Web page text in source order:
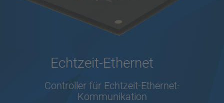
Echtzeit-Ethernet
Controller für Echtzeit-Ethernet-
Kommunikation